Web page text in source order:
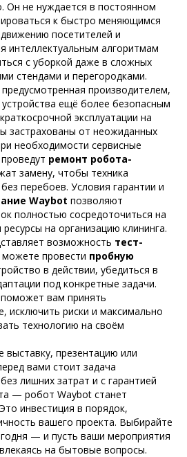
Он не нуждается в постоянном
к быстро меняющимся
посетителей и
интеллектуальным алгоритмам
с уборкой даже в сложных
стендами и перегородками.
предусмотренная производителем,
ещё более безопасным
эксплуатации на
застрахованы от неожиданных
необходимости сервисные
ремонт робота-
замену, чтобы техника
перебоев. Условия гарантии и
Waybot позволяют
полностью сосредоточиться на
на организацию клининга.
возможность тест-
провести пробную
в действии, убедиться в
под конкретные задачи.
вам принять
исключить риски и максимально
технологию на своём
выставку, презентацию или
вами стоит задача
лишних затрат и с гарантией
— робот Waybot станет
инвестиция в порядок,
вашего проекта. Выбирайте
— и пусть ваши мероприятия
на бытовые вопросы.